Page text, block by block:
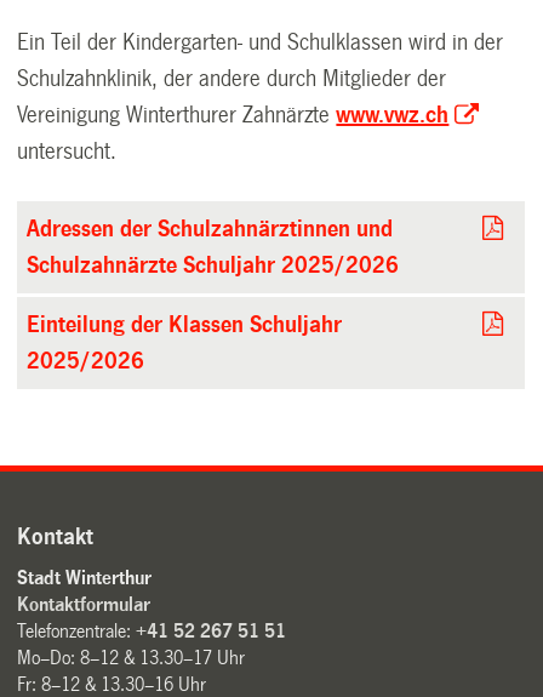
Ein Teil der Kindergarten- und Schulklassen wird in der
Schulzahnklinik, der andere durch Mitglieder der
Vereinigung Winterthurer Zahnärztewww.vwz.ch
untersucht.
Adressen der Schulzahnärztinnen und
Schulzahnärzte Schuljahr 2025/2026
Einteilung der Klassen Schuljahr
2025/2026
Kontakt
Stadt Winterthur
Kontaktformular
Telefonzentrale:+41 52 267 51 51
Mo–Do: 8–12 & 13.30–17 Uhr
Fr: 8–12 & 13.30–16 Uhr